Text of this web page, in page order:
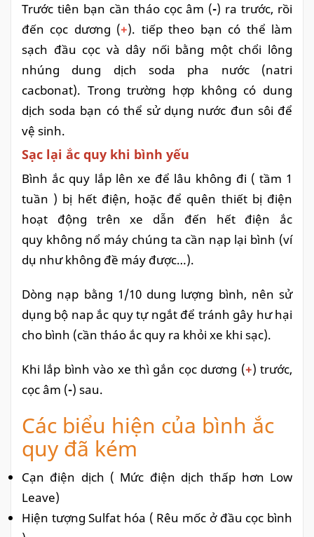
Trước tiên bạn cần tháo cọc âm (-) ra trước, rồi
đến cọc dương (+). tiếp theo bạn có thể làm
sạch đầu cọc và dây nối bằng một chổi lông
nhúng dung dịch soda pha nước (natri
cacbonat). Trong trường hợp không có dung
dịch soda bạn có thể sử dụng nước đun sôi để
vệ sinh.
Sạc lại ắc quy khi bình yếu
Bình ắc quy lắp lên xe để lâu không đi ( tầm 1
tuần ) bị hết điện, hoặc để quên thiết bị điện
hoạt động trên xe dẫn đến hết điện ắc
quy không nổ máy chúng ta cần nạp lại bình (ví
dụ như không đề máy được…).
Dòng nạp bằng 1/10 dung lượng bình, nên sử
dụng bộ nap ắc quy tự ngắt để tránh gây hư hại
cho bình (cần tháo ắc quy ra khỏi xe khi sạc).
Khi lắp bình vào xe thì gắn cọc dương (+) trước,
cọc âm (-) sau.
Các biểu hiện của bình ắc
quy đã kém
Cạn điện dịch ( Mức điện dịch thấp hơn Low
Leave)
Hiện tượng Sulfat hóa ( Rêu mốc ở đầu cọc bình